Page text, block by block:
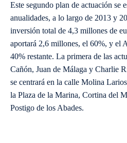
Este segundo plan de actuación se
anualidades, a lo largo de 2013 y
inversión total de 4,3 millones de
aportará 2,6 millones, el 60%, y el
40% restante. La primera de las
Cañón, Juan de Málaga y Charlie
se centrará en la calle Molina
la Plaza de la Marina, Cortina del
Postigo de los Abades.